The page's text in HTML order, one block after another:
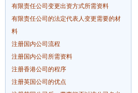
有限责任公司变更出资方式所需资料
有限责任公司的法定代表人变更需要的材
料
注册国内公司流程
注册国内公司所需资料
注册香港公司的程序
注册英国公司的优点